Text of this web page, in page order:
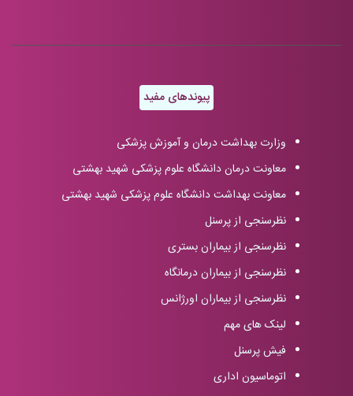
پیوندهای مفید
وزارت بهداشت درمان و آموزش پزشکی
معاونت درمان دانشگاه علوم پزشکی شهید بهشتی
معاونت بهداشت دانشگاه علوم پزشکی شهید بهشتی
نظرسنجی از پرسنل
نظرسنجی از بیماران بستری
نظرسنجی از بیماران درمانگاه
نظرسنجی از بیماران اورژانس
لینک های مهم
فیش پرسنل
اتوماسیون اداری